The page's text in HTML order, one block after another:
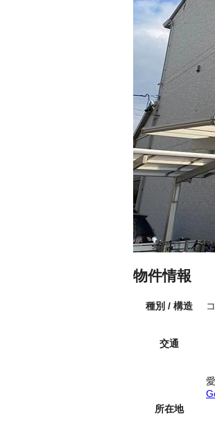
物件情報
種別 / 構造
交通
所在地